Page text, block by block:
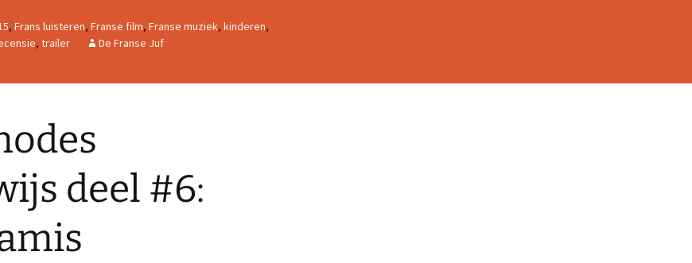
, Frans luisteren, Franse film, Franse muziek, kinderen,
, trailer De Franse Juf
deel #6: